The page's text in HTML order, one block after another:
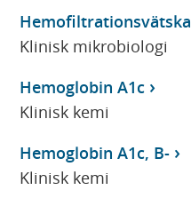
Hemofiltrationsvätska
Klinisk mikrobiologi
Hemoglobin A1c
Klinisk kemi
Hemoglobin A1c, B-
Klinisk kemi